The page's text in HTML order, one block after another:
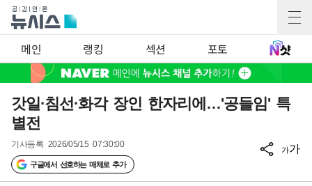
메인 랭킹 섹션 포토
갓일·침선·화각 장인 한자리에…'공들임' 특
별전
기사등록 2026/05/15 07:30:00
구글에서 선호하는 매체로 추가
가가